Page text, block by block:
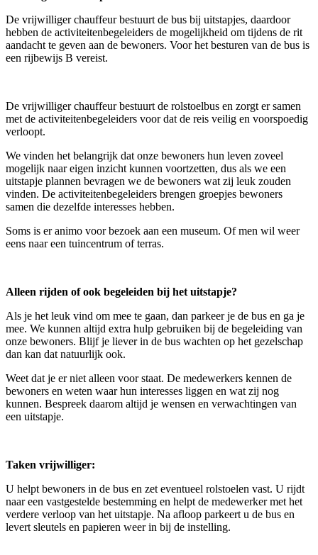
De vrijwilliger chauffeur bestuurt de bus bij uitstapjes, daardoor
hebben de activiteitenbegeleiders de mogelijkheid om tijdens de rit
aandacht te geven aan de bewoners. Voor het besturen van de bus is
een rijbewijs B vereist.
De vrijwilliger chauffeur bestuurt de rolstoelbus en zorgt er samen
met de activiteitenbegeleiders voor dat de reis veilig en voorspoedig
verloopt.
We vinden het belangrijk dat onze bewoners hun leven zoveel
mogelijk naar eigen inzicht kunnen voortzetten, dus als we een
uitstapje plannen bevragen we de bewoners wat zij leuk zouden
vinden. De activiteitenbegeleiders brengen groepjes bewoners
samen die dezelfde interesses hebben.
Soms is er animo voor bezoek aan een museum. Of men wil weer
eens naar een tuincentrum of terras.
Alleen rijden of ook begeleiden bij het uitstapje?
Als je het leuk vind om mee te gaan, dan parkeer je de bus en ga je
mee. We kunnen altijd extra hulp gebruiken bij de begeleiding van
onze bewoners. Blijf je liever in de bus wachten op het gezelschap
dan kan dat natuurlijk ook.
Weet dat je er niet alleen voor staat. De medewerkers kennen de
bewoners en weten waar hun interesses liggen en wat zij nog
kunnen. Bespreek daarom altijd je wensen en verwachtingen van
een uitstapje.
Taken vrijwilliger:
U helpt bewoners in de bus en zet eventueel rolstoelen vast. U rijdt
naar een vastgestelde bestemming en helpt de medewerker met het
verdere verloop van het uitstapje. Na afloop parkeert u de bus en
levert sleutels en papieren weer in bij de instelling.